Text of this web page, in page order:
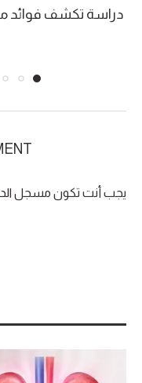
دراسة تكشف فوائد
يجب أنت تكون مسجل